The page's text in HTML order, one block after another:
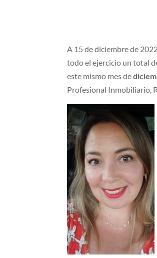
A 15 de diciembre de
todo el ejercicio un total
este mismo mes de
Profesional Inmobiliario,